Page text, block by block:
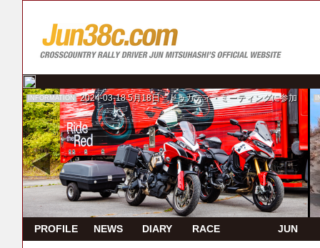
INFORMATION 2024-03-18 5月18日 ドゥカティ・ミーティングに参加
PROFILE NEWS DIARY RACE JUN